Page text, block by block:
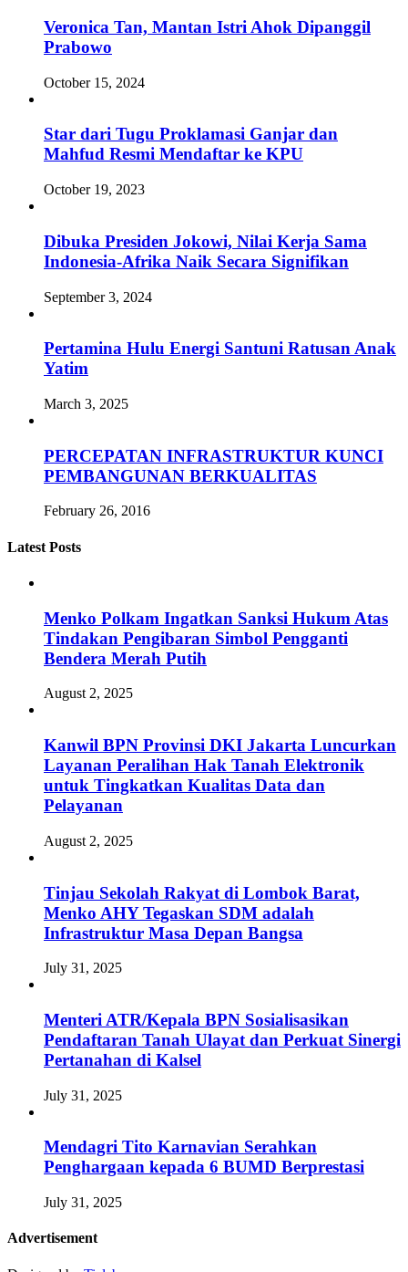
Veronica Tan, Mantan Istri Ahok Dipanggil
Prabowo
October 15, 2024
Star dari Tugu Proklamasi Ganjar dan
Mahfud Resmi Mendaftar ke KPU
October 19, 2023
Dibuka Presiden Jokowi, Nilai Kerja Sama
Indonesia-Afrika Naik Secara Signifikan
September 3, 2024
Pertamina Hulu Energi Santuni Ratusan Anak
Yatim
March 3, 2025
PERCEPATAN INFRASTRUKTUR KUNCI
PEMBANGUNAN BERKUALITAS
February 26, 2016
Latest Posts
Menko Polkam Ingatkan Sanksi Hukum Atas
Tindakan Pengibaran Simbol Pengganti
Bendera Merah Putih
August 2, 2025
Kanwil BPN Provinsi DKI Jakarta Luncurkan
Layanan Peralihan Hak Tanah Elektronik
untuk Tingkatkan Kualitas Data dan
Pelayanan
August 2, 2025
Tinjau Sekolah Rakyat di Lombok Barat,
Menko AHY Tegaskan SDM adalah
Infrastruktur Masa Depan Bangsa
July 31, 2025
Menteri ATR/Kepala BPN Sosialisasikan
Pendaftaran Tanah Ulayat dan Perkuat Sinergi
Pertanahan di Kalsel
July 31, 2025
Mendagri Tito Karnavian Serahkan
Penghargaan kepada 6 BUMD Berprestasi
July 31, 2025
Advertisement